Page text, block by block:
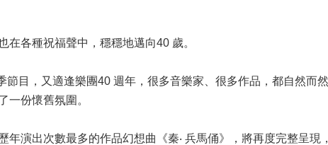
各種祝福聲中，穩穩地邁向40 歲。
節目，又適逢樂團40 週年，很多音樂家、很多作品，都自然而
一份懷舊氛圍。
年演出次數最多的作品幻想曲《秦‧ 兵馬俑》，將再度完整呈